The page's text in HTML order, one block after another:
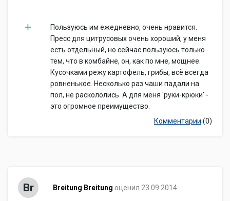
Пользуюсь им ежедневно, очень нравится.
Пресс для цитрусовых очень хороший, у меня
есть отдельный, но сейчас пользуюсь только
тем, что в комбайне, он, как по мне, мощнее.
Кусочками режу картофель, грибы, всё всегда
ровненькое. Несколько раз чаши падали на
пол, не раскололись. А для меня 'руки-крюки' -
это огромное преимущество.
Комментарии (0)
Br Breitung Breitung оценил 23.09.2014